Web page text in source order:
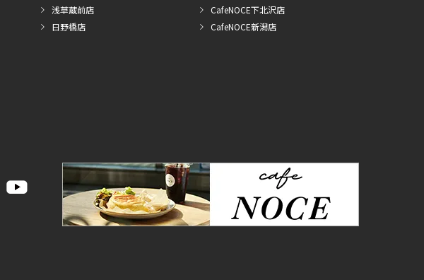
浅草蔵前店
日野橋店
CafeNOCE下北沢店
CafeNOCE新潟店